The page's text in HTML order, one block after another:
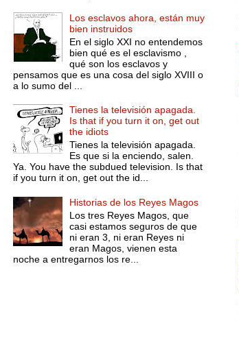
Los esclavos ahora, están muy
bien instruidos
En el siglo XXI no entendemos
bien qué es el esclavismo ,
qué son los esclavos y
pensamos que es una cosa del siglo XVIII o
a lo sumo del ...
Tienes la televisión apagada.
Is that if you turn it on, get out
the idiots
Tienes la televisión apagada.
Es que si la enciendo, salen.
Ya. You have the subdued television. Is that
if you turn it on, get out the id...
Historias de los Reyes Magos
Los tres Reyes Magos, que
casi estamos seguros de que
ni eran 3, ni eran Reyes ni
eran Magos, vienen esta
noche a entregarnos los re...